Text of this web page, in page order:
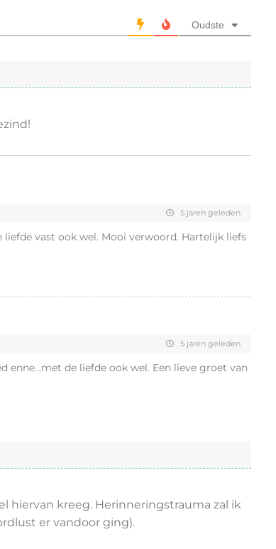
Oudste
5 jaren geleden
vast ook wel. Mooi verwoord. Hartelijk liefs
5 jaren geleden
enne…met de liefde ook wel. Een lieve groet van
hiervan kreeg. Herinneringstrauma zal ik
er vandoor ging).